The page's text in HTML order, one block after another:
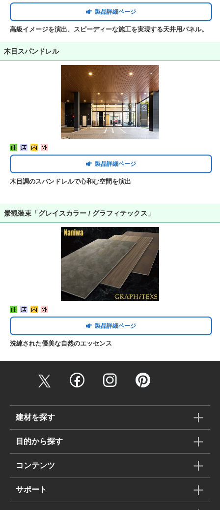
製品詳細ページ
高級イメージを演出、スピーディーな施工を実現する天井用パネル。
木目スパンドレル
製品詳細ページ
木目調のスパンドレルで心和む空間を演出
景観装束「グレイスカラー / グラフィテックス」
製品詳細ページ
洗練された優美な自然のエッセンス
建材を探す
目的から探す
コンテンツ
サポート